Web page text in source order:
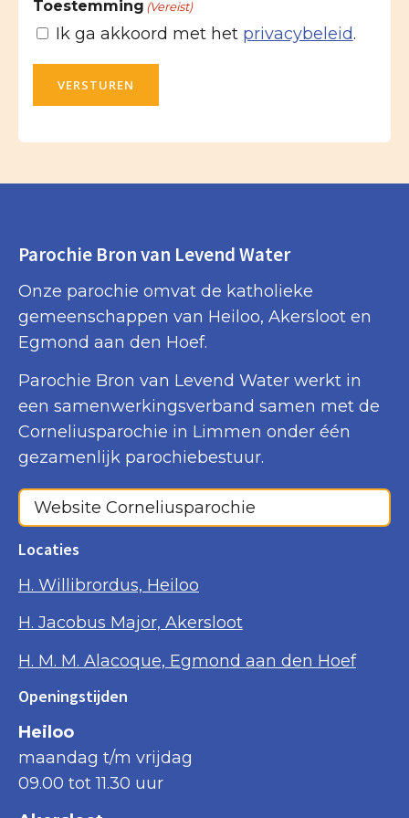
Toestemming (Vereist)
Ik ga akkoord met het privacybeleid.
VERSTUREN
Parochie Bron van Levend Water
Onze parochie omvat de katholieke
gemeenschappen van Heiloo, Akersloot en
Egmond aan den Hoef.
Parochie Bron van Levend Water werkt in
een samenwerkingsverband samen met de
Corneliusparochie in Limmen onder één
gezamenlijk parochiebestuur.
Website Corneliusparochie
Locaties
H. Willibrordus, Heiloo
H. Jacobus Major, Akersloot
H. M. M. Alacoque, Egmond aan den Hoef
Openingstijden
Heiloo
maandag t/m vrijdag
09.00 tot 11.30 uur